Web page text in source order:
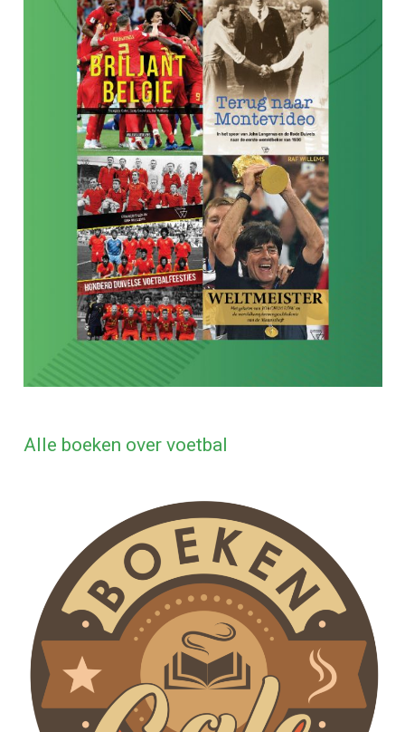
Alle boeken over voetbal